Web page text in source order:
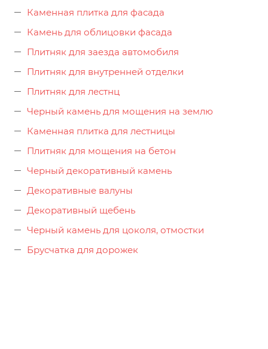
Каменная плитка для фасада
Камень для облицовки фасада
Плитняк для заезда автомобиля
Плитняк для внутренней отделки
Плитняк для лестнц
Черный камень для мощения на землю
Каменная плитка для лестницы
Плитняк для мощения на бетон
Черный декоративный камень
Декоративные валуны
Декоративный щебень
Черный камень для цоколя, отмостки
Брусчатка для дорожек